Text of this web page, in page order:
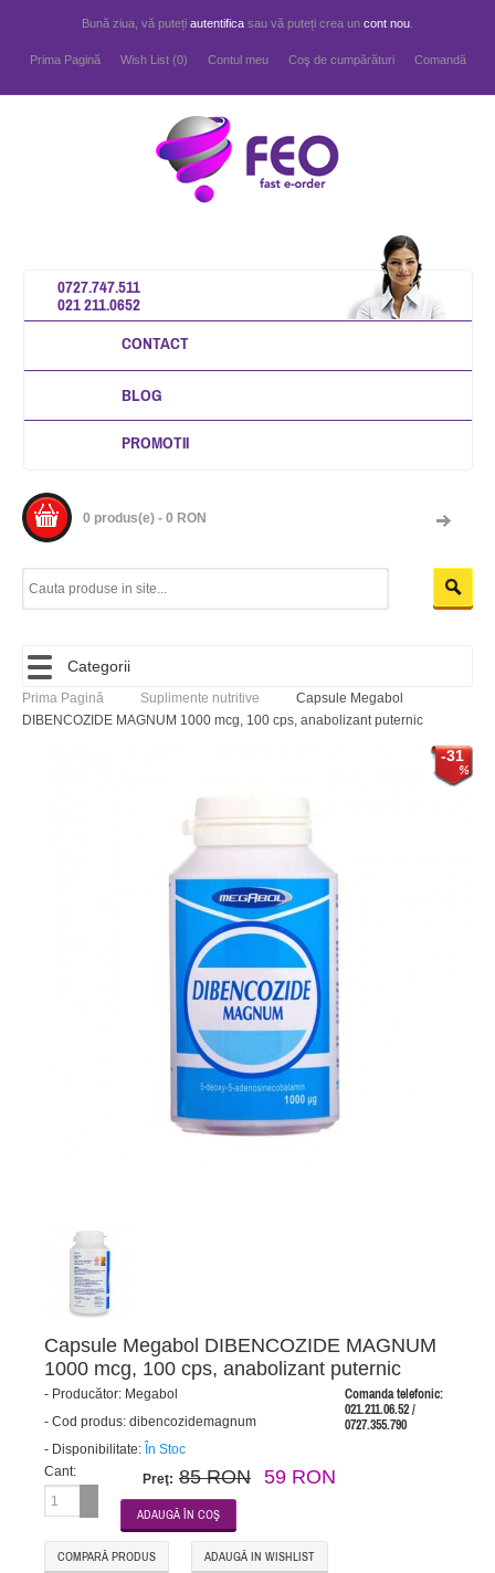
Bună ziua, vă puteți autentifica sau vă puteți crea un cont nou
Prima Pagină Wish List (0) Contul meu Coş de cumpărături Comandă
0727.747.511
021 211.0652
CONTACT
BLOG
PROMOTII
0 produs(e) - 0 RON
Categorii
Prima Pagină Suplimente nutritive
Capsule Megabol
DIBENCOZIDE MAGNUM 1000 mcg, 100 cps, anabolizant puternic
-31
Capsule Megabol DIBENCOZIDE MAGNUM
1000 mcg, 100 cps, anabolizant puternic
Comanda telefonic:
021.211.06.52 /
0727.355.790
- Producător: Megabol
- Cod produs: dibencozidemagnum
- Disponibilitate: În Stoc
Cant:
Preţ: 85 RON 59 RON
COMPARĂ PRODUS ADAUGĂ IN WISHLIST